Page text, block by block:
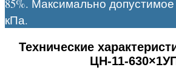
85%. Максимально
кПа.
Технические
ЦН-11-